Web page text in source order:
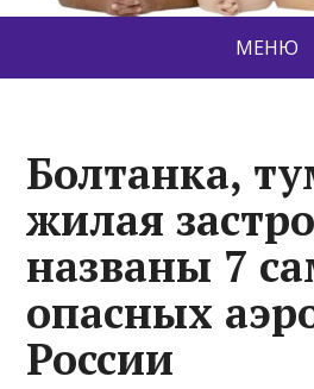
МЕНЮ
Болтанка,
жилая
названы 7
опасных
России